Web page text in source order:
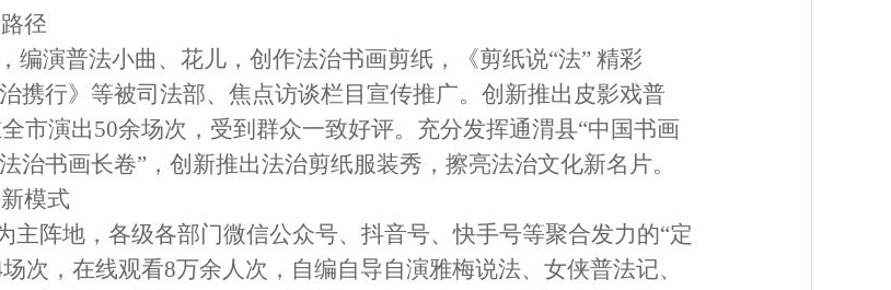
径
编演普法小曲、花儿，创作法治书画剪纸，《剪纸说“法” 精彩
携行》等被司法部、焦点访谈栏目宣传推广。创新推出皮影戏普
市演出50余场次，受到群众一致好评。充分发挥通渭县“中国书画
治书画长卷”，创新推出法治剪纸服装秀，擦亮法治文化新名片。
模式
主阵地，各级各部门微信公众号、抖音号、快手号等聚合发力的“定
次，在线观看8万余人次，自编自导自演雅梅说法、女侠普法记、